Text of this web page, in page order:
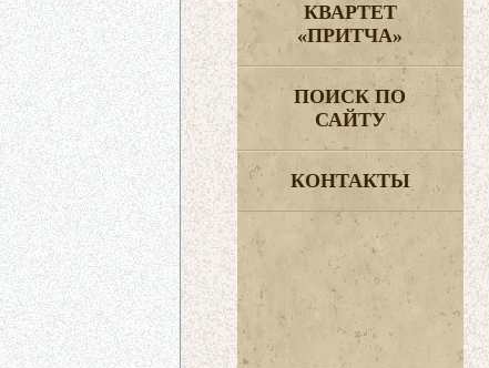
КВАРТЕТ
«ПРИТЧА»
ПОИСК ПО
САЙТУ
КОНТАКТЫ